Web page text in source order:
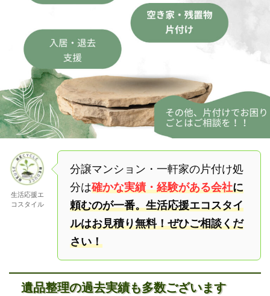
生活応援エ
コスタイル
分譲マンション・一軒家の片付け処
分は確かな実績・経験がある会社に
頼むのが一番。生活応援エコスタイ
ルはお見積り無料！ぜひご相談くだ
さい！
遺品整理の過去実績も多数ございます